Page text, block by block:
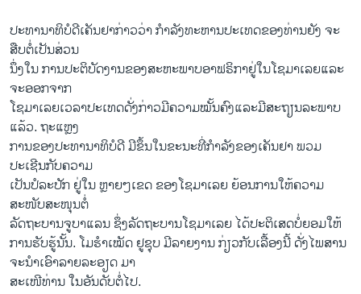
ລາຍງານ
ຕິດຕາມພວກເຮົາ ທີ່
ພາສາຕ່າງໆ
ປະທານາທິບໍດີເຄັນຢາກ່າວວ່າ ກໍາລັງທະຫານປະເທດຂອງທ່ານຍັງ ຈະ
ສືບຕໍ່ເປັນສ່ວນ
ນຶ່ງໃນ ການປະຕິບັດງານຂອງສະຫະພາບອາຟຣິກາຢູ່ໃນໂຊມາເລຍແລະ
ຈະອອກຈາກ
ໂຊມາເລຍເວລາປະເທດດັ່ງກ່າວມີຄວາມໝັ້ນຄົງແລະມີສະຖຽນລະພາບ
ແລ້ວ. ຖະແຫຼງ
ການຂອງປະທານາທິບໍດີ ມີຂຶ້ນໃນຂະນະທີ່ກຳລັງຂອງເຄັນຢາ ພວມ
ປະເຊີນກັບຄວາມ
ເປັນປໍລະປັກ ຢູ່ໃນ ຫຼາຍໆເຂດ ຂອງໂຊມາເລຍ ຍ້ອນການໃຫ້ຄວາມ
ສະໜັບສະໜຸນຕໍ່
ລັດຖະບານຈູບາແລນ ຊຶ່ງລັດຖະບານໂຊມາເລຍ ໄດ້ປະຕິເສດບໍ່ຍອມໃຫ້
ການຮັບຮູ້ນັ້ນ. ໂມຮຳເໝັດ ຢູຊຸບ ມີລາຍງານ ກ່ຽວກັບເລື້ອງນີ້ ດັ່ງໄພສານ
ຈະນຳເອົາລາຍລະອຽດ ມາ
ສະເໜີທ່ານ ໃນອັນດັບຕໍ່ໄປ.